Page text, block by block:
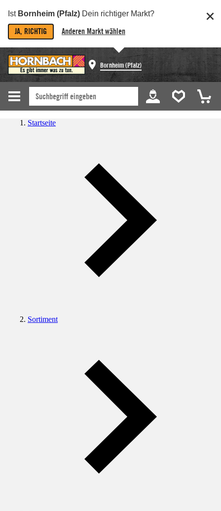
Ist Bornheim (Pfalz) Dein richtiger Markt?
JA, RICHTIG Anderen Markt wählen
Bornheim (Pfalz)
Startseite
Sortiment